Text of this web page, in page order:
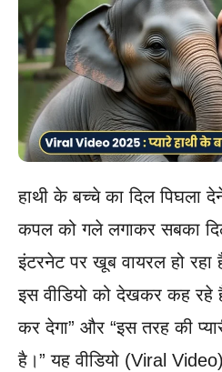
हाथी के बच्चे का दिल पिघला
कपल को गले लगाकर सबका
इंटरनेट पर खूब वायरल हो रहा
इस वीडियो को देखकर कह रहे
कर देगा” और “इस तरह की
है।” यह वीडियो (Viral